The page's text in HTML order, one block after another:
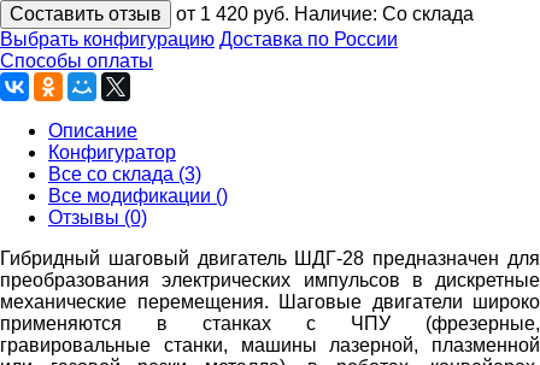
Составить отзыв
от 1 420 руб. Наличие: Со склада
Выбрать конфигурацию Доставка по России
Способы оплаты
Описание
Конфигуратор
Все со склада (3)
Все модификации ()
Отзывы (0)
Гибридный шаговый двигатель ШДГ-28 предназначен для
преобразования электрических импульсов в дискретные
механические перемещения. Шаговые двигатели широко
применяются в станках с ЧПУ (фрезерные,
гравировальные станки, машины лазерной, плазменной